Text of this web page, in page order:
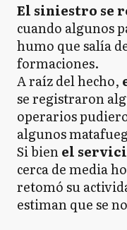
El siniestro se
cuando algunos
humo que salía
formaciones.
A raíz del hecho,
se registraron
operarios
algunos
Si bienel
cerca de media
retomó su
estiman que se